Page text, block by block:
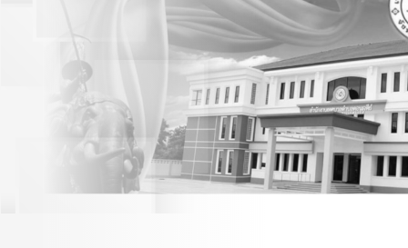
บริการฉีดวัคซีนป้องกันโรค
พิษสุนัขบ้า และทำหมันสุนัข
และแมว